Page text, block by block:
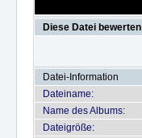
Diese Datei bewerten
Datei-Information
Dateiname:
Name des Albums:
Dateigröße: